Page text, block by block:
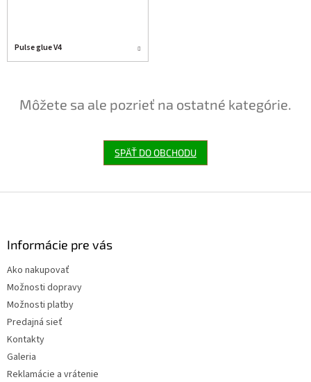
Pulse glue V4
Môžete sa ale pozrieť na ostatné kategórie.
SPÄŤ DO OBCHODU
Informácie pre vás
Ako nakupovať
Možnosti dopravy
Možnosti platby
Predajná sieť
Kontakty
Galeria
Reklamácie a vrátenie